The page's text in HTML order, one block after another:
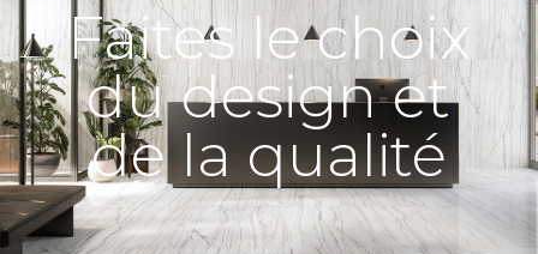
Faites le choix
du design et
de la qualité